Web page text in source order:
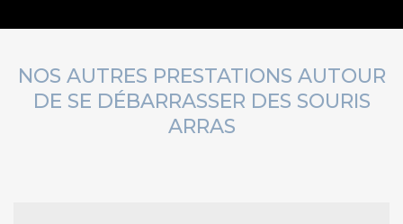
NOS AUTRES PRESTATIONS AUTOUR
DE SE DÉBARRASSER DES SOURIS
ARRAS